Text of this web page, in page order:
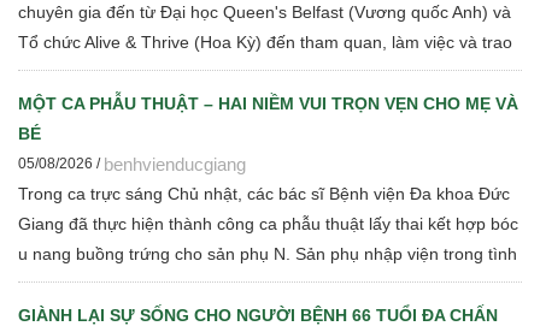
chuyên gia đến từ Đại học Queen's Belfast (Vương quốc Anh) và
Tổ chức Alive & Thrive (Hoa Kỳ) đến tham quan, làm việc và trao
đổi chuyên môn về dinh dưỡng bà mẹ - trẻ em, phát triển Ngân
hàng sữa mẹ, vi sinh, phân tích y sinh, đồng thời thảo luận các
định hướng hợp tác nghiên cứu khoa học và chuyển giao tri thức
trong thời gian tới.
MỘT CA PHẪU THUẬT – HAI NIỀM VUI TRỌN VẸN CHO MẸ VÀ
BÉ
05/08/2026 / benhvienducgiang
Trong ca trực sáng Chủ nhật, các bác sĩ Bệnh viện Đa khoa Đức
Giang đã thực hiện thành công ca phẫu thuật lấy thai kết hợp bóc
u nang buồng trứng cho sản phụ N. Sản phụ nhập viện trong tình
trạng chuyển dạ con so, ngôi ngược, kèm theo khối u nang buồng
trứng phải. Trước những yếu tố nguy cơ, ê-kíp Khoa Sản và Khoa
GIÀNH LẠI SỰ SỐNG CHO NGƯỜI BỆNH 66 TUỔI ĐA CHẤN